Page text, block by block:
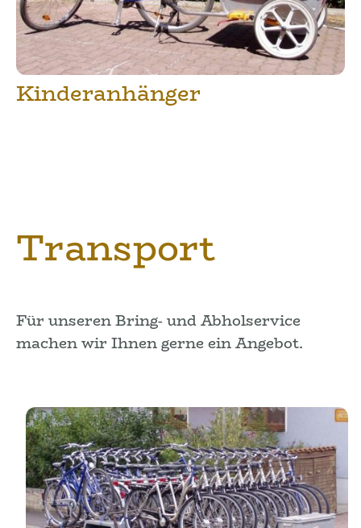
Kinderanhänger
Transport
Für unseren Bring- und Abholservice
machen wir Ihnen gerne ein Angebot.